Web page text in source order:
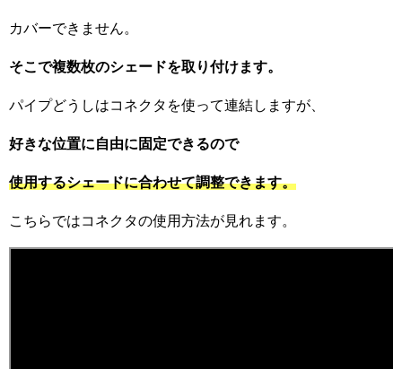
カバーできません。
そこで複数枚のシェードを取り付けます。
パイプどうしはコネクタを使って連結しますが、
好きな位置に自由に固定できるので
使用するシェードに合わせて調整できます。
こちらではコネクタの使用方法が見れます。